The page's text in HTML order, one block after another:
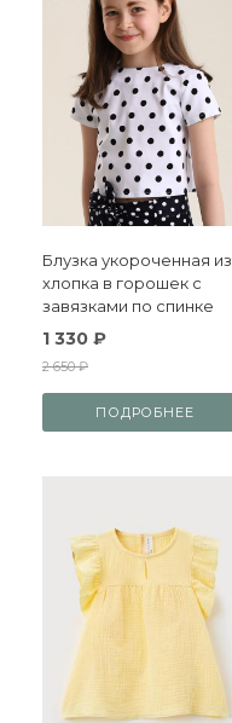
Блузка укороченная из
хлопка в горошек с
завязками по спинке
1 330 ₽
2 650 ₽
ПОДРОБНЕЕ